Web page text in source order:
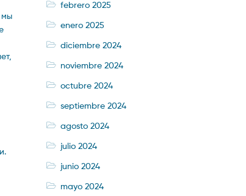
мы
febrero 2025
enero 2025
diciembre 2024
noviembre 2024
octubre 2024
septiembre 2024
agosto 2024
julio 2024
junio 2024
mayo 2024